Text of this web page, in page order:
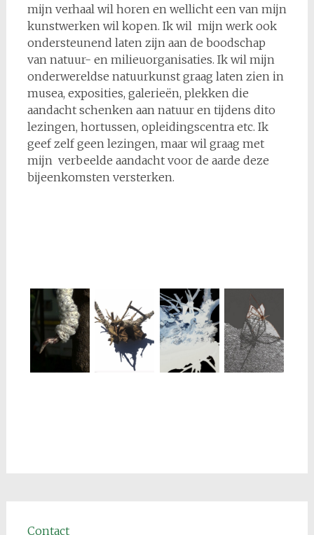
mijn verhaal wil horen en wellicht een van mijn
kunstwerken wil kopen. Ik wil mijn werk ook
ondersteunend laten zijn aan de boodschap
van natuur- en milieuorganisaties. Ik wil mijn
onderwereldse natuurkunst graag laten zien in
musea, exposities, galerieën, plekken die
aandacht schenken aan natuur en tijdens dito
lezingen, hortussen, opleidingscentra etc. Ik
geef zelf geen lezingen, maar wil graag met
mijn verbeelde aandacht voor de aarde deze
bijeenkomsten versterken.
Contact